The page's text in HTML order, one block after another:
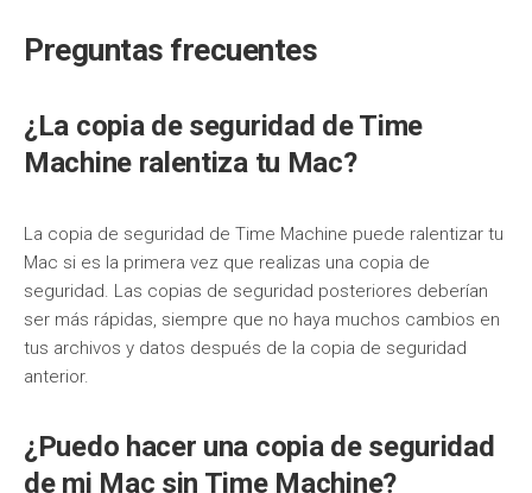
Preguntas frecuentes
¿La copia de seguridad de Time
Machine ralentiza tu Mac?
La copia de seguridad de Time Machine puede ralentizar tu
Mac si es la primera vez que realizas una copia de
seguridad. Las copias de seguridad posteriores deberían
ser más rápidas, siempre que no haya muchos cambios en
tus archivos y datos después de la copia de seguridad
anterior.
¿Puedo hacer una copia de seguridad
de mi Mac sin Time Machine?